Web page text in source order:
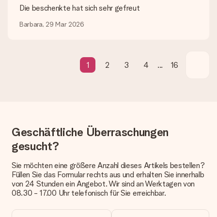
Lieferzeit, Lieferoptionen und Versandkosten
Geschenk zu einem Wunschtermin liefern zu lassen.
Wie lange dauert die Lieferzeit und wann werde ich mein
Welche Lieferoptionen stehen zur Verfügung?
Derzeit können wir (noch) keine verschiedenen Lieferoptionen
Päckchen versendet. Möchtest du wissen, ob es als Paket
oder Päckchen geliefert wird, kontaktiere bitte unseren
Kundenservice.
Die beschenkte hat sich sehr gefreut
Barbara, 29 Mar 2026
1 2 3 4 ... 16
Geschäftliche Überraschungen
gesucht?
Sie möchten eine größere Anzahl dieses Artikels bestellen?
Füllen Sie das Formular rechts aus und erhalten Sie innerhalb
von 24 Stunden ein Angebot. Wir sind an Werktagen von
08.30 - 17.00 Uhr telefonisch für Sie erreichbar.